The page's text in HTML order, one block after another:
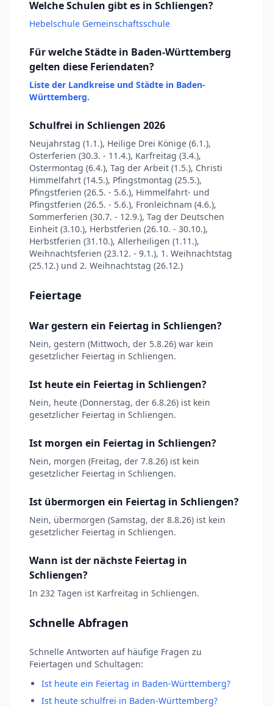
Welche Schulen gibt es in Schliengen?
Hebelschule Gemeinschaftsschule
Für welche Städte in Baden-Württemberg
gelten diese Feriendaten?
Liste der Landkreise und Städte in Baden-
Württemberg.
Schulfrei in Schliengen 2026
Neujahrstag (1.1.), Heilige Drei Könige (6.1.),
Osterferien (30.3. - 11.4.), Karfreitag (3.4.),
Ostermontag (6.4.), Tag der Arbeit (1.5.), Christi
Himmelfahrt (14.5.), Pfingstmontag (25.5.),
Pfingstferien (26.5. - 5.6.), Himmelfahrt- und
Pfingstferien (26.5. - 5.6.), Fronleichnam (4.6.),
Sommerferien (30.7. - 12.9.), Tag der Deutschen
Einheit (3.10.), Herbstferien (26.10. - 30.10.),
Herbstferien (31.10.), Allerheiligen (1.11.),
Weihnachtsferien (23.12. - 9.1.), 1. Weihnachtstag
(25.12.) und 2. Weihnachtstag (26.12.)
Feiertage
War gestern ein Feiertag in Schliengen?
Nein, gestern (Mittwoch, der 5.8.26) war kein
gesetzlicher Feiertag in Schliengen.
Ist heute ein Feiertag in Schliengen?
Nein, heute (Donnerstag, der 6.8.26) ist kein
gesetzlicher Feiertag in Schliengen.
Ist morgen ein Feiertag in Schliengen?
Nein, morgen (Freitag, der 7.8.26) ist kein
gesetzlicher Feiertag in Schliengen.
Ist übermorgen ein Feiertag in Schliengen?
Nein, übermorgen (Samstag, der 8.8.26) ist kein
gesetzlicher Feiertag in Schliengen.
Wann ist der nächste Feiertag in
Schliengen?
In 232 Tagen ist Karfreitag in Schliengen.
Schnelle Abfragen
Schnelle Antworten auf häufige Fragen zu
Feiertagen und Schultagen:
Ist heute ein Feiertag in Baden-Württemberg?
Ist heute schulfrei in Baden-Württemberg?